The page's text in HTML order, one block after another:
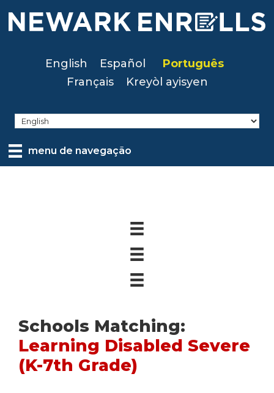
Skip
English Español
Português
Français
Kreyòl ayisyen
menu de navegação
Schools Matching:
Learning Disabled Severe
(K-7th Grade)